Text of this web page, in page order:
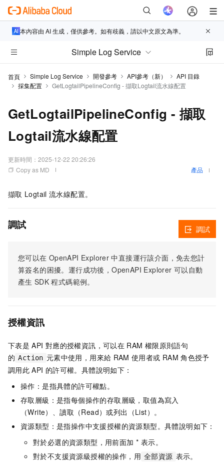
本內容由 AI 生成，僅供參考。如有歧義，請以中文原文為準。
Simple Log Service
首頁 Simple Log Service 開發參考 API參考（新）
API 目錄
採集配置
GetLogtailPipelineConfig - 擷取Logtail流水線配置
GetLogtailPipelineConfig - 擷取
Logtail流水線配置
更新時間： 2025-12-22 20:26:26
Copy as MD
產品
擷取 Logtail 流水線配置。
調試
您可以在 OpenAPI Explorer 中直接運行該介面，免去您計
算簽名的困擾。運行成功後，OpenAPI Explorer 可以自動
產生 SDK 程式碼範例。
調試
授權資訊
下表是 API 對應的授權資訊，可以在 RAM 權限原則語句
的 Action 元素中使用，用來給 RAM 使用者或 RAM 角色授予
調用此 API 的許可權。具體說明如下：
操作：是指具體的許可權點。
存取層級：是指每個操作的存取層級，取值為寫入
（Write）、讀取（Read）或列出（List）。
資源類型：是指操作中支援授權的資源類型。具體說明如下：
對於必選的資源類型，用前面加 * 表示。
對於不支援資源級授權的操作，用 全部資源 表示。